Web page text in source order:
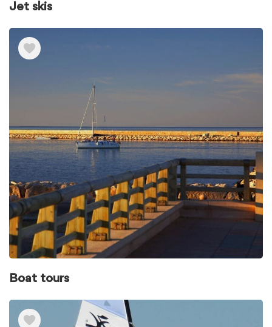
Jet skis
Boat tours